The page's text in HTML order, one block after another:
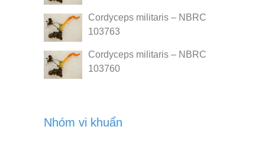
Cordyceps militaris – NBRC
103763
Cordyceps militaris – NBRC
103760
Nhóm vi khuẩn